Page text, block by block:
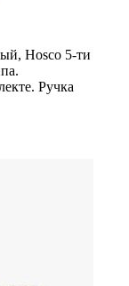
Hosco 5-ти
Ручка